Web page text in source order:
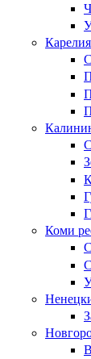
Коми